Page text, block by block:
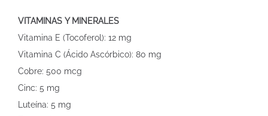
VITAMINAS Y MINERALES
Vitamina E (Tocoferol): 12 mg
Vitamina C (Ácido Ascórbico): 80 mg
Cobre: 500 mcg
Cinc: 5 mg
Luteína: 5 mg